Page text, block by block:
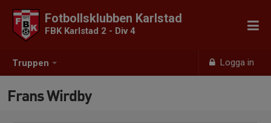
Truppen Logga in
Fotbollsklubben Karlstad
FBK Karlstad 2 - Div 4
Frans Wirdby